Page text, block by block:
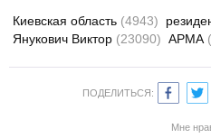
Киевская область (4943)
Янукович Виктор (23090) АРМА
ПОДЕЛИТЬСЯ:
Мне